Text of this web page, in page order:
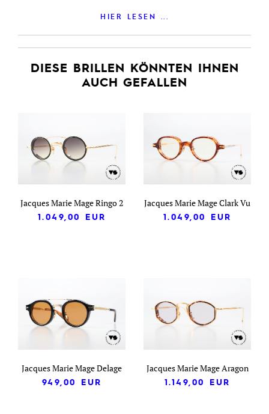
HIER LESEN ...
DIESE BRILLEN KÖNNTEN IHNEN
AUCH GEFALLEN
Jacques Marie Mage Ringo 2
1.049,00
EUR
Jacques Marie Mage Clark Vu
1.049,00
EUR
Jacques Marie Mage Delage
949,00
EUR
Jacques Marie Mage Aragon
1.149,00
EUR